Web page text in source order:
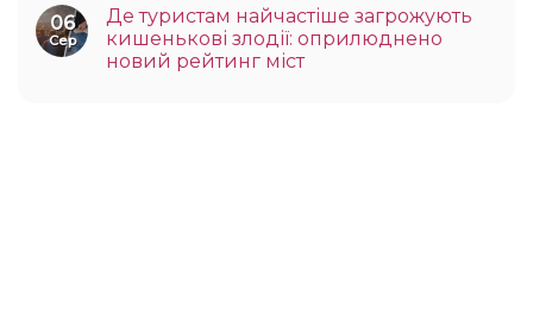
06
Сер
Де туристам найчастіше загрожують
кишенькові злодії: оприлюднено
новий рейтинг міст